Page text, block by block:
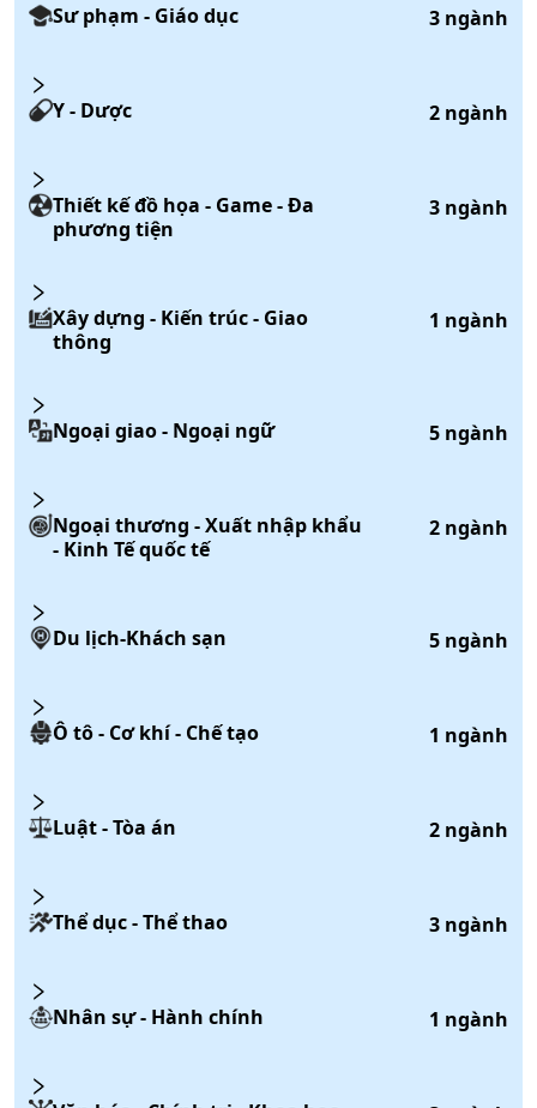
Sư phạm - Giáo dục 3 ngành
Y - Dược 2 ngành
Thiết kế đồ họa - Game - Đa
phương tiện
3 ngành
Xây dựng - Kiến trúc - Giao
thông
1 ngành
Ngoại giao - Ngoại ngữ 5 ngành
Ngoại thương - Xuất nhập khẩu
- Kinh Tế quốc tế
2 ngành
Du lịch-Khách sạn 5 ngành
Ô tô - Cơ khí - Chế tạo 1 ngành
Luật - Tòa án 2 ngành
Thể dục - Thể thao 3 ngành
Nhân sự - Hành chính 1 ngành